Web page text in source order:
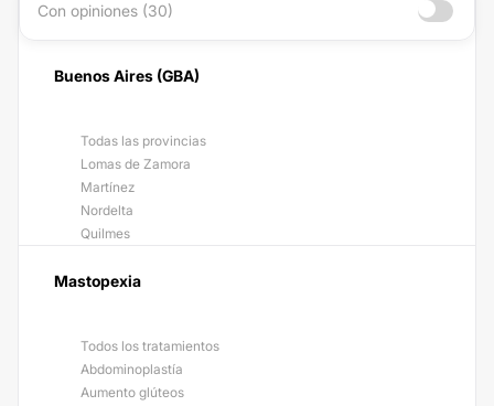
Con opiniones (30)
Buenos Aires (GBA)
Todas las provincias
Lomas de Zamora
Martínez
Nordelta
Quilmes
Mastopexia
Todos los tratamientos
Abdominoplastía
Aumento glúteos